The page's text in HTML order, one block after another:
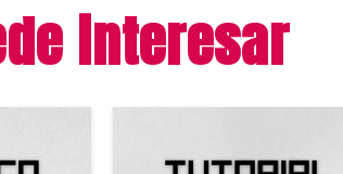
interesar